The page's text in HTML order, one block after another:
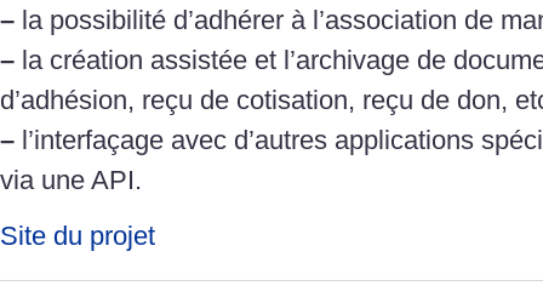
– la possibilité d’adhérer à l’association de
– la création assistée et l’archivage de
d’adhésion, reçu de cotisation, reçu de don,
– l’interfaçage avec d’autres applications
via une API.
Site du projet